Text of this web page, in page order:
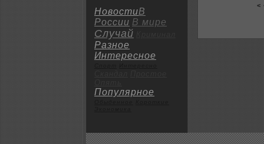
НовостиВ
России В мире
Случай
Разное
Интересное
Популярное
<